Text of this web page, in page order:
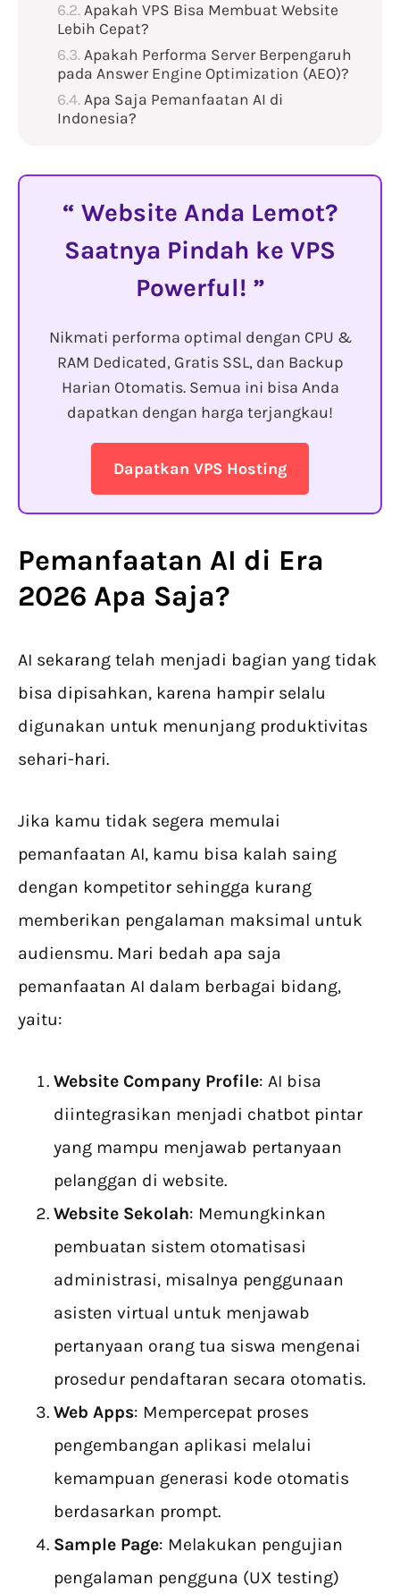
Apakah VPS Bisa Membuat Website
Lebih Cepat?
Apakah Performa Server Berpengaruh
pada Answer Engine Optimization (AEO)?
Apa Saja Pemanfaatan AI di
Indonesia?
Website Anda Lemot?
Saatnya Pindah ke VPS
Powerful!
Nikmati performa optimal dengan CPU &
RAM Dedicated, Gratis SSL, dan Backup
Harian Otomatis. Semua ini bisa Anda
dapatkan dengan harga terjangkau!
Dapatkan VPS Hosting
Pemanfaatan AI di Era
2026 Apa Saja?
AI sekarang telah menjadi bagian yang tidak
bisa dipisahkan, karena hampir selalu
digunakan untuk menunjang produktivitas
sehari-hari.
Jika kamu tidak segera memulai
pemanfaatan AI, kamu bisa kalah saing
dengan kompetitor sehingga kurang
memberikan pengalaman maksimal untuk
audiensmu. Mari bedah apa saja
pemanfaatan AI dalam berbagai bidang,
yaitu:
Website Company Profile: AI bisa
diintegrasikan menjadi chatbot pintar
yang mampu menjawab pertanyaan
pelanggan di website.
Website Sekolah: Memungkinkan
pembuatan sistem otomatisasi
administrasi, misalnya penggunaan
asisten virtual untuk menjawab
pertanyaan orang tua siswa mengenai
prosedur pendaftaran secara otomatis.
Web Apps: Mempercepat proses
pengembangan aplikasi melalui
kemampuan generasi kode otomatis
berdasarkan prompt.
Sample Page: Melakukan pengujian
pengalaman pengguna (UX testing)